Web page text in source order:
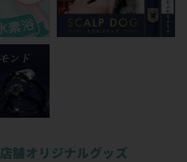
店舗オリジナルグッズ